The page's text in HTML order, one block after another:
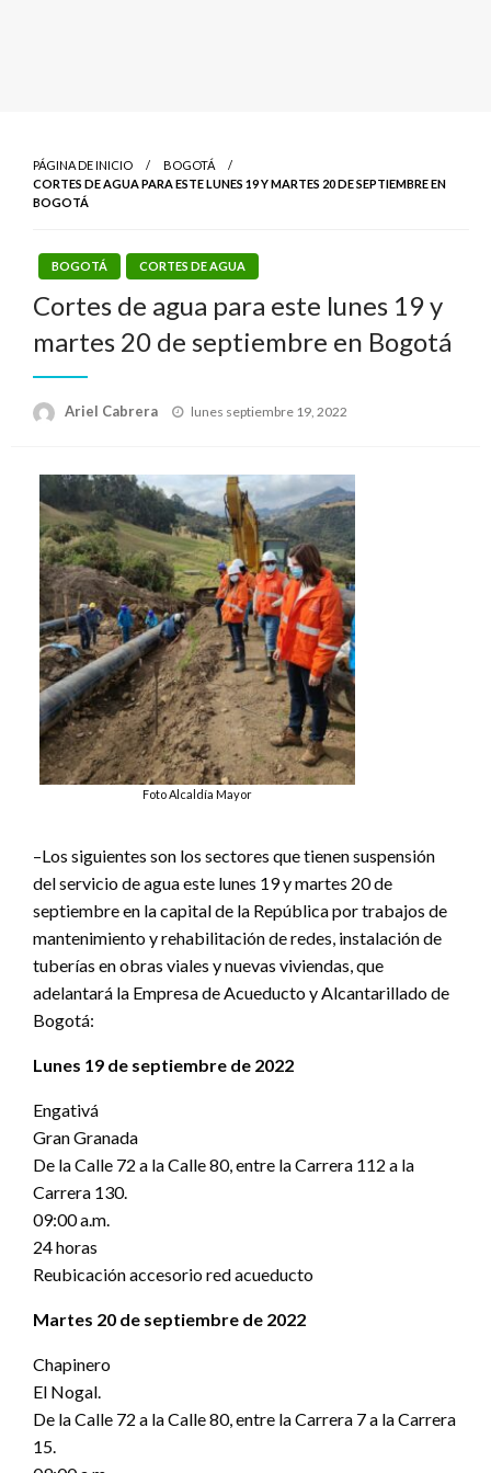
PÁGINA DE INICIO
BOGOTÁ
CORTES DE AGUA PARA ESTE LUNES 19 Y MARTES 20 DE SEPTIEMBRE EN
BOGOTÁ
BOGOTÁ CORTES DE AGUA
Cortes de agua para este lunes 19 y
martes 20 de septiembre en Bogotá
Ariel Cabrera
Publicado
lunes septiembre 19, 2022
Foto Alcaldía Mayor
–Los siguientes son los sectores que tienen suspensión
del servicio de agua este lunes 19 y martes 20 de
septiembre en la capital de la República por trabajos de
mantenimiento y rehabilitación de redes, instalación de
tuberías en obras viales y nuevas viviendas, que
adelantará la Empresa de Acueducto y Alcantarillado de
Bogotá:
Lunes 19 de septiembre de 2022
Engativá
Gran Granada
De la Calle 72 a la Calle 80, entre la Carrera 112 a la
Carrera 130.
09:00 a.m.
24 horas
Reubicación accesorio red acueducto
Martes 20 de septiembre de 2022
Chapinero
El Nogal.
De la Calle 72 a la Calle 80, entre la Carrera 7 a la Carrera
15.